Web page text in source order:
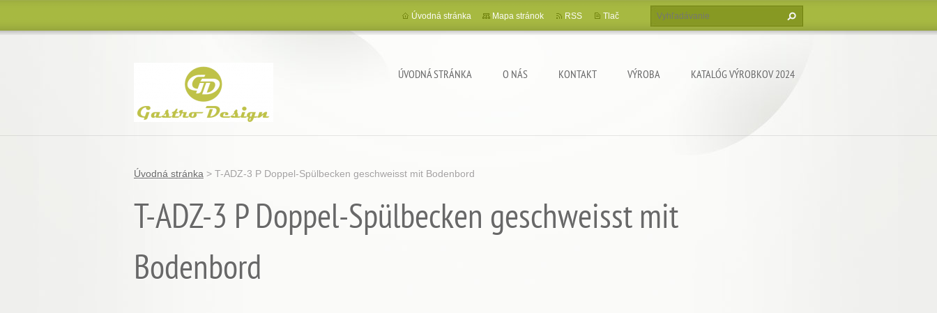
ÚVODNÁ STRÁNKA O NÁS KONTAKT VÝROBA KATALÓG VÝROBKOV 2024
Úvodná stránka Mapa stránok RSS Tlač
Úvodná stránka > T-ADZ-3 P Doppel-Spülbecken geschweisst mit Bodenbord
T-ADZ-3 P Doppel-Spülbecken geschweisst mit
Bodenbord